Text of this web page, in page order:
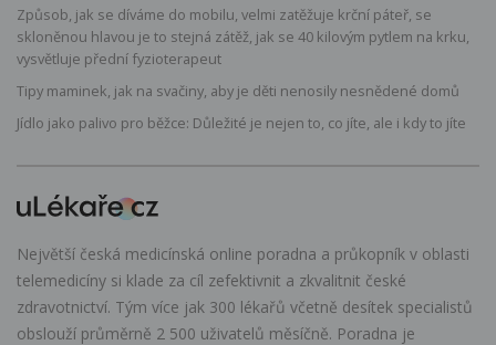
Způsob, jak se díváme do mobilu, velmi zatěžuje krční páteř, se
skloněnou hlavou je to stejná zátěž, jak se 40 kilovým pytlem na krku,
vysvětluje přední fyzioterapeut
Tipy maminek, jak na svačiny, aby je děti nenosily nesnědené domů
Jídlo jako palivo pro běžce: Důležité je nejen to, co jíte, ale i kdy to jíte
Největší česká medicínská online poradna a průkopník v oblasti
telemedicíny si klade za cíl zefektivnit a zkvalitnit české
zdravotnictví. Tým více jak 300 lékařů včetně desítek specialistů
obslouží průměrně 2 500 uživatelů měsíčně. Poradna je